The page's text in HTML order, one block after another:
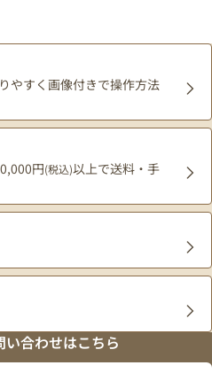
やすく 画像付きで操作方法
円(税込)以上で送料・手
い合わせはこちら